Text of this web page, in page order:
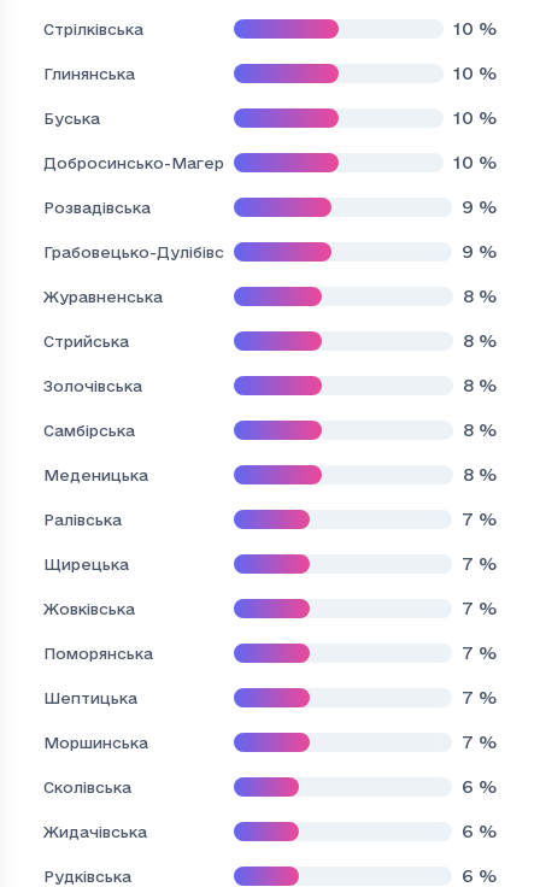
Стрілківська 10 %
Глинянська 10 %
Буська 10 %
Добросинсько-Магерівська 10 %
Розвадівська 9 %
Грабовецько-Дулібівська 9 %
Журавненська 8 %
Стрийська 8 %
Золочівська 8 %
Самбірська 8 %
Меденицька 8 %
Ралівська 7 %
Щирецька 7 %
Жовківська 7 %
Поморянська 7 %
Шептицька 7 %
Моршинська 7 %
Сколівська 6 %
Жидачівська 6 %
Рудківська 6 %